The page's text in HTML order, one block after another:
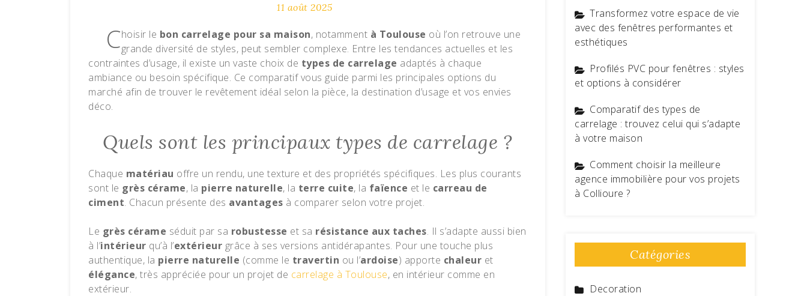
11 août 2025
Choisir le bon carrelage pour sa maison, notamment à Toulouse où l’on retrouve une
grande diversité de styles, peut sembler complexe. Entre les tendances actuelles et les
contraintes d’usage, il existe un vaste choix de types de carrelage adaptés à chaque
ambiance ou besoin spécifique. Ce comparatif vous guide parmi les principales options du
marché afin de trouver le revêtement idéal selon la pièce, la destination d’usage et vos envies
déco.
Quels sont les principaux types de carrelage ?
Chaque matériau offre un rendu, une texture et des propriétés spécifiques. Les plus courants
sont le grès cérame, la pierre naturelle, la terre cuite, la faïence et le carreau de
ciment. Chacun présente des avantages à comparer selon votre projet.
Le grès cérame séduit par sa robustesse et sa résistance aux taches. Il s’adapte aussi bien
à l’intérieur qu’à l’extérieur grâce à ses versions antidérapantes. Pour une touche plus
authentique, la pierre naturelle (comme le travertin ou l’ardoise) apporte chaleur et
élégance, très appréciée pour un projet de carrelage à Toulouse, en intérieur comme en
extérieur.
Transformez votre espace de vie
avec des fenêtres performantes et
esthétiques
Profilés PVC pour fenêtres : styles
et options à considérer
Comparatif des types de
carrelage : trouvez celui qui s’adapte
à votre maison
Comment choisir la meilleure
agence immobilière pour vos projets
à Collioure ?
Catégories
Decoration